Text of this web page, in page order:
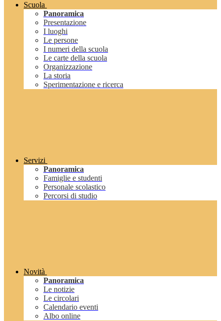
Scuola
Panoramica
Presentazione
I luoghi
Le persone
I numeri della scuola
Le carte della scuola
Organizzazione
La storia
Sperimentazione e ricerca
Servizi
Panoramica
Famiglie e studenti
Personale scolastico
Percorsi di studio
Novità
Panoramica
Le notizie
Le circolari
Calendario eventi
Albo online